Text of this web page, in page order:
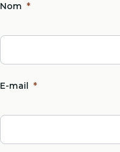
Nom *
E-mail *